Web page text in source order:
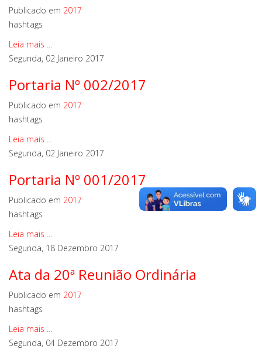
Publicado em 2017
hashtags
Leia mais ...
Segunda, 02 Janeiro 2017
Portaria Nº 002/2017
Publicado em 2017
hashtags
Leia mais ...
Segunda, 02 Janeiro 2017
Portaria Nº 001/2017
Publicado em 2017
hashtags
Leia mais ...
Segunda, 18 Dezembro 2017
Ata da 20ª Reunião Ordinária
Publicado em 2017
hashtags
Leia mais ...
Segunda, 04 Dezembro 2017